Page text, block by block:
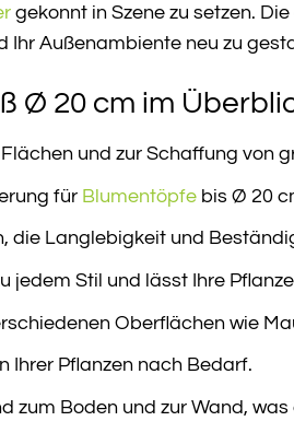
gekonnt in Szene zu setzen.
Ihr Außenambiente neu zu
Ø 20 cm im
und zur Schaffung von
für Blumentöpfe bis Ø 20
die Langlebigkeit und
jedem Stil und lässt Ihre
Oberflächen wie
Ihrer Pflanzen nach Bedarf.
zum Boden und zur Wand,